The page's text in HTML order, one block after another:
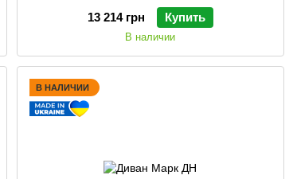
13 214 грн Купить
В наличии
В НАЛИЧИИ